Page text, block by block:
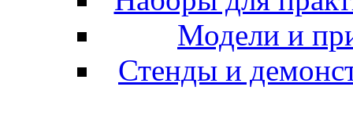
Модели и
Стенды и